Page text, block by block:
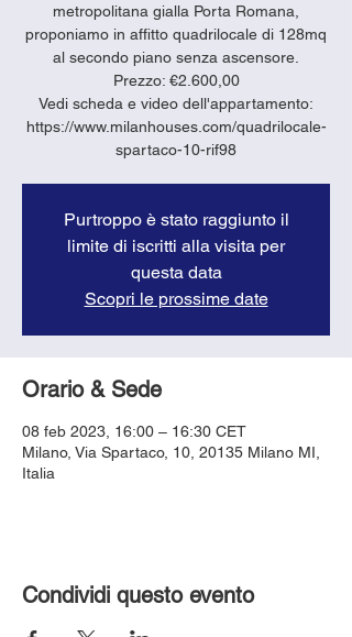
metropolitana gialla Porta Romana,
proponiamo in affitto quadrilocale di 128mq
al secondo piano senza ascensore.
Prezzo: €2.600,00
Vedi scheda e video dell'appartamento:
https://www.milanhouses.com/quadrilocale-
spartaco-10-rif98
Purtroppo è stato raggiunto il
limite di iscritti alla visita per
questa data
Scopri le prossime date
Orario & Sede
08 feb 2023, 16:00 – 16:30 CET
Milano, Via Spartaco, 10, 20135 Milano MI,
Italia
Condividi questo evento